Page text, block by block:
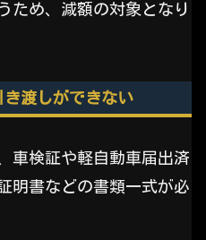
ため、減額の対象となり
渡しができない
車検証や軽自動車届出済
明書などの書類一式が必